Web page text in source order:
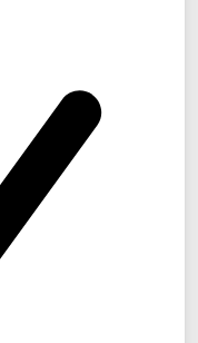
i komentarze na
codziennie